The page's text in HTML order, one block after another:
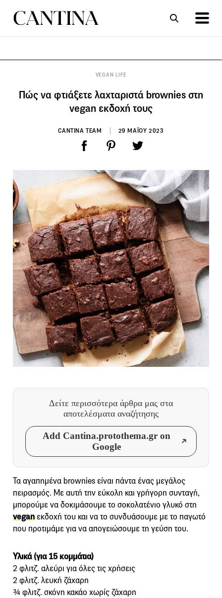
VEGAN LIFE
Πώς να φτιάξετε λαχταριστά brownies στη
vegan εκδοχή τους
CANTINA TEAM 29 ΜΑΪΟΥ 2023
Δείτε περισσότερα άρθρα μας στα
αποτελέσματα αναζήτησης
Add Cantina.protothema.gr on
Google
Τα αγαπημένα brownies είναι πάντα ένας μεγάλος
πειρασμός. Με αυτή την εύκολη και γρήγορη συνταγή,
μπορούμε να δοκιμάσουμε το σοκολατένιο γλυκό στη
vegan εκδοχή του και να το συνδυάσουμε με το παγωτό
που προτιμάμε για να απογειώσουμε τη γεύση του.
Υλικά (για 15 κομμάτια)
2 φλιτζ. αλεύρι για όλες τις χρήσεις
2 φλιτζ. λευκή ζάχαρη
¾ φλιτζ. σκόνη κακάο χωρίς ζάχαρη